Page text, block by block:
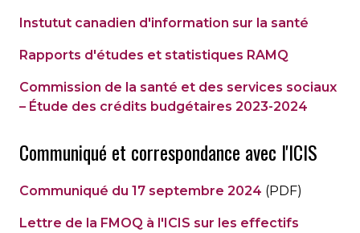
Instutut canadien d'information sur la santé
Rapports d'études et statistiques RAMQ
Commission de la santé et des services sociaux
– Étude des crédits budgétaires 2023-2024
Communiqué et correspondance avec l'ICIS
Communiqué du 17 septembre 2024 (PDF)
Lettre de la FMOQ à l'ICIS sur les effectifs